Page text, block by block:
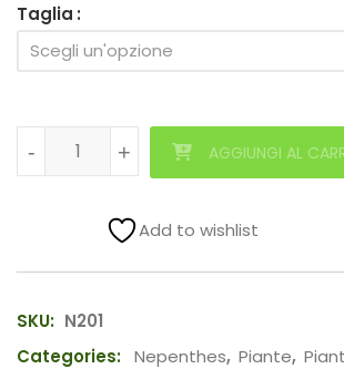
Taglia
Nepenthes ("Viking" x ampullaria
+
- +
- AGGIUNGI AL
Add to wishlist
SKU: N201
Categories: Nepenthes, Piante,